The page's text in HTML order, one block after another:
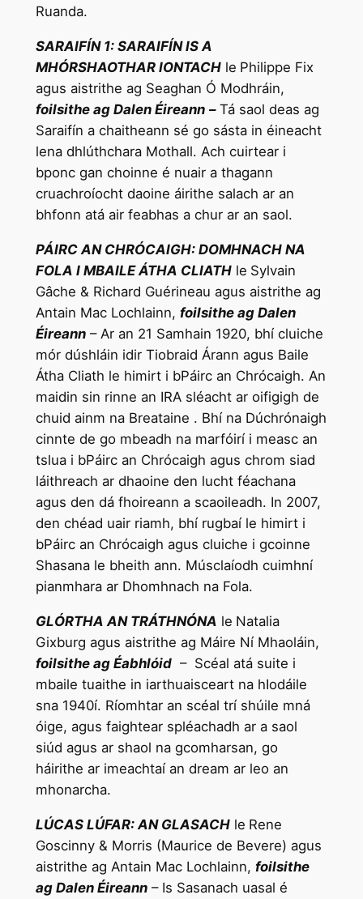
Ruanda.
SARAIFÍN 1: SARAIFÍN IS A
MHÓRSHAOTHAR IONTACHle Philippe Fix
agus aistrithe ag Seaghan Ó Modhráin,
foilsithe ag Dalen Éireann –Tá saol deas ag
Saraifín a chaitheann sé go sásta in éineacht
lena dhlúthchara Mothall. Ach cuirtear i
bponc gan choinne é nuair a thagann
cruachroíocht daoine áirithe salach ar an
bhfonn atá air feabhas a chur ar an saol.
PÁIRC AN CHRÓCAIGH: DOMHNACH NA
FOLA I MBAILE ÁTHA CLIATHle Sylvain
Gâche & Richard Guérineau agus aistrithe ag
Antain Mac Lochlainn, foilsithe ag Dalen
Éireann– Ar an 21 Samhain 1920, bhí cluiche
mór dúshláin idir Tiobraid Árann agus Baile
Átha Cliath le himirt i bPáirc an Chrócaigh. An
maidin sin rinne an IRA sléacht ar oifigigh de
chuid ainm na Breataine . Bhí na Dúchrónaigh
cinnte de go mbeadh na marfóirí i measc an
tslua i bPáirc an Chrócaigh agus chrom siad
láithreach ar dhaoine den lucht féachana
agus den dá fhoireann a scaoileadh. In 2007,
den chéad uair riamh, bhí rugbaí le himirt i
bPáirc an Chrócaigh agus cluiche i gcoinne
Shasana le bheith ann. Músclaíodh cuimhní
pianmhara ar Dhomhnach na Fola.
GLÓRTHA AN TRÁTHNÓNA le Natalia
Gixburg agus aistrithe ag Máire Ní Mhaoláin,
foilsithe ag Éabhlóid– Scéal atá suite i
mbaile tuaithe in iarthuaisceart na hIodáile
sna 1940í. Ríomhtar an scéal trí shúile mná
óige, agus faightear spléachadh ar a saol
siúd agus ar shaol na gcomharsan, go
háirithe ar imeachtaí an dream ar leo an
mhonarcha.
LÚCAS LÚFAR: AN GLASACHle Rene
Goscinny & Morris (Maurice de Bevere) agus
aistrithe ag Antain Mac Lochlainn, foilsithe
ag Dalen Éireann– Is Sasanach uasal é